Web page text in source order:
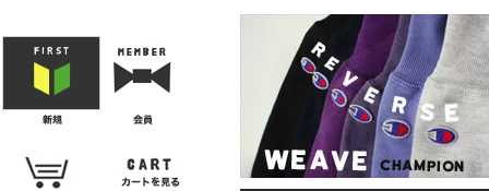
・レザーシューズ/スニーカー
・プリントTシャツ
・バンド/ツアー
・キャラクター
・Nike/adidas/スポーツ
・チャンピオン
・サーフ/スケート
・ボーダー/総柄/無地
・フットボール/リンガー
・タンクトップ/NBA・ポロシャツ
・半袖シャツ
・アロハ/サーフ/ボーリング
・ラルフ/ブランド
・無地/チェック/ストラ
・ワーク/ミリタリー/ウ
・ネル/ウール ・ショ
・アウ
・ジー
・
・ミリ
・コー
・コッ
・オー
・ジャ
ン